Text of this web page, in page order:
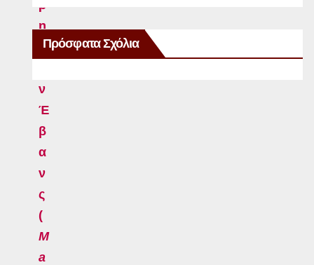
ρ
η
Α
ν
Έ
β
α
ν
ς
(
M
a
Πρόσφατα Σχόλια